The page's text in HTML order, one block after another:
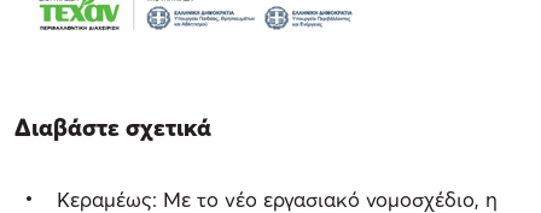
Διαβάστε σχετικά
Κεραμέως: Με το νέο εργασιακό νομοσχέδιο, η